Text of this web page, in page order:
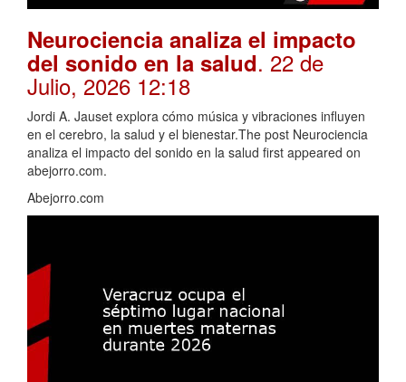
Neurociencia analiza el impacto
del sonido en la salud. 22 de
Julio, 2026 12:18
Jordi A. Jauset explora cómo música y vibraciones influyen
en el cerebro, la salud y el bienestar.The post Neurociencia
analiza el impacto del sonido en la salud first appeared on
abejorro.com.
Abejorro.com